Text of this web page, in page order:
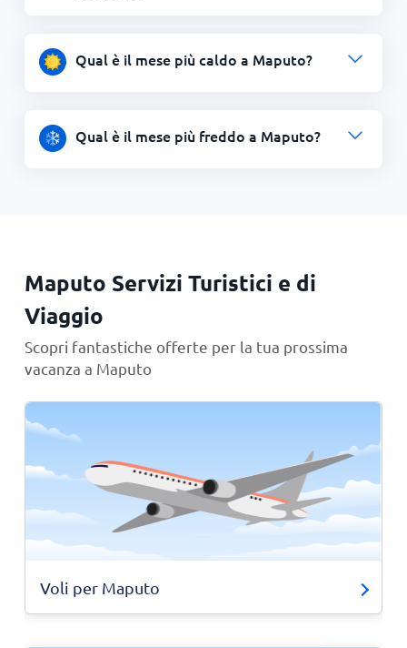
Qual è il mese più caldo a Maputo?
Qual è il mese più freddo a Maputo?
Maputo Servizi Turistici e di
Viaggio
Scopri fantastiche offerte per la tua prossima
vacanza a Maputo
Voli per Maputo